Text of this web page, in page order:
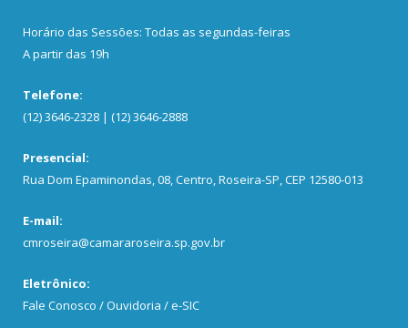
Horário das Sessões: Todas as segundas-feiras
A partir das 19h
Telefone:
(12) 3646-2328 | (12) 3646-2888
Presencial:
Rua Dom Epaminondas, 08, Centro, Roseira-SP, CEP 12580-013
E-mail:
cmroseira@camararoseira.sp.gov.br
Eletrônico:
Fale Conosco / Ouvidoria / e-SIC